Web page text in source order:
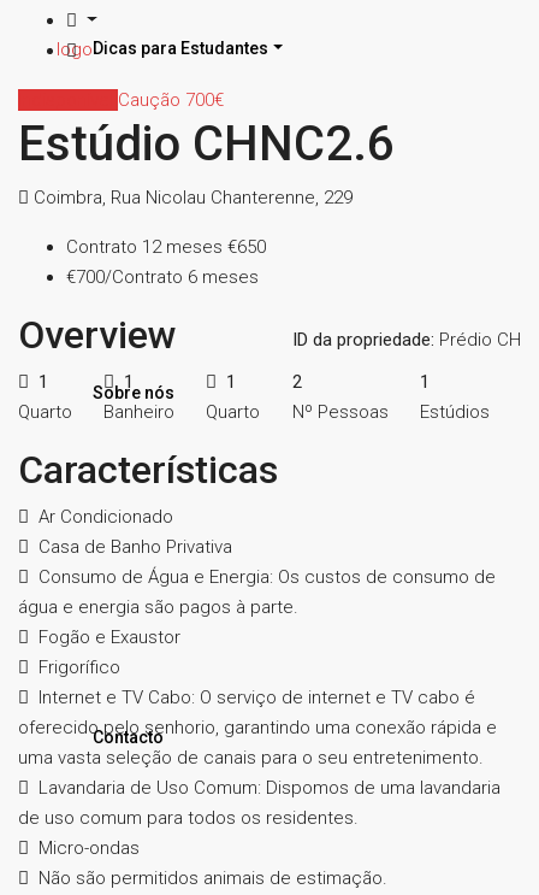
Dicas para Estudantes
Sobre nós
Contacto
Caução 700€
Estúdio CHNC2.6
Coimbra, Rua Nicolau Chanterenne, 229
Contrato 12 meses €650
€700/Contrato 6 meses
Overview ID da propriedade: Prédio CH
1
Quarto
1
Banheiro
1
Quarto
2
Nº Pessoas
1
Estúdios
Características
Ar Condicionado
Casa de Banho Privativa
Consumo de Água e Energia: Os custos de consumo de
água e energia são pagos à parte.
Fogão e Exaustor
Frigorífico
Internet e TV Cabo: O serviço de internet e TV cabo é
oferecido pelo senhorio, garantindo uma conexão rápida e
uma vasta seleção de canais para o seu entretenimento.
Lavandaria de Uso Comum: Dispomos de uma lavandaria
de uso comum para todos os residentes.
Micro-ondas
Não são permitidos animais de estimação.